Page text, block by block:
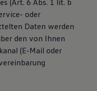
(Art. 6 Abs. 1 lit. b
oder
Daten werden
den von Ihnen
(E-Mail oder